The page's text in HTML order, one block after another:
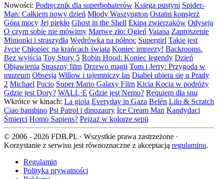
Nowości: Podręcznik dla superbohaterów Księga pustyni Spider-
Man: Całkiem nowy dzień Młody Waszyngton Ostatni konsjerż
Góra mocy Jej piekło Ghost in the Shell Ekipa zwierzaków Odyseja
O czym sobie nie mówimy Martwe zło: Ogień Vaiana Zaproszenie
Minionki i straszydła Wędrówka na północ Supergirl Takie jest
życie Chłopiec na krańcach świata Koniec imprezy! Backrooms.
Bez wyjścia Toy Story 5 Robin Hood: Koniec legendy Dzień
Objawienia Straszny film Drzewo magii Tom i Jerry: Przygoda w
muzeum Obsesja Willow i tajemniczy las Diabeł ubiera się u Prady
2 Michael Pucio Super Mario Galaxy Film Kicia Kocia w podróży
Gdzie jest Dory? WALL·E Gdzie jest Nemo? Requiem dla snu
Wkrótce w kinach: La gioia Everyday in Gaza Belén Lilo & Scratch
Ciao bambino Psi Patrol i dinozaury Ice Cream Man Kandydaci
Śmierci Homo Sapiens? Pejzaż w kolorze sepii
© 2006 - 2026 FDB.PL · Wszystkie prawa zastrzeżone ·
Korzystanie z serwisu jest równoznaczne z akceptacją regulaminu.
Regulamin
Polityka prywatności